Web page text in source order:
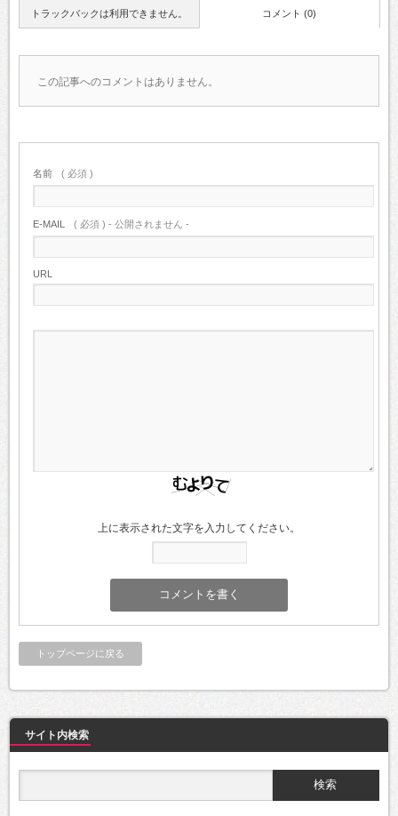
トラックバックは利用できません。 コメント (0)
この記事へのコメントはありません。
名前 ( 必須 )
E-MAIL ( 必須 ) - 公開されません -
URL
上に表示された文字を入力してください。
トップページに戻る
サイト内検索